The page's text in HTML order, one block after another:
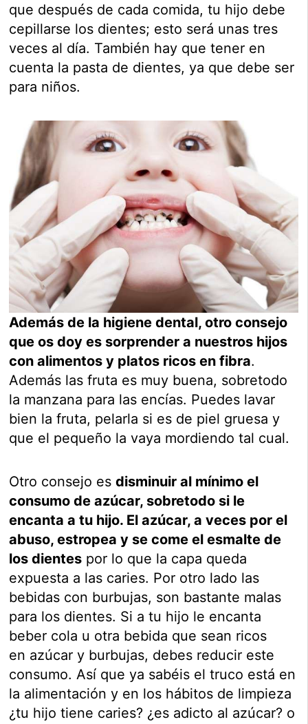
que después de cada comida, tu hijo debe
cepillarse los dientes; esto será unas tres
veces al día. También hay que tener en
cuenta la pasta de dientes, ya que debe ser
para niños.
Además de la higiene dental, otro consejo
que os doy es sorprender a nuestros hijos
con alimentos y platos ricos en fibra.
Además las fruta es muy buena, sobretodo
la manzana para las encías. Puedes lavar
bien la fruta, pelarla si es de piel gruesa y
que el pequeño la vaya mordiendo tal cual.
Otro consejo esdisminuir al mínimo el
consumo de azúcar, sobretodo si le
encanta a tu hijo. El azúcar, a veces por el
abuso, estropea y se come el esmalte de
los dientes por lo que la capa queda
expuesta a las caries. Por otro lado las
bebidas con burbujas, son bastante malas
para los dientes. Si a tu hijo le encanta
beber cola u otra bebida que sean ricos
en azúcar y burbujas, debes reducir este
consumo. Así que ya sabéis el truco está en
la alimentación y en los hábitos de limpieza
¿tu hijo tiene caries? ¿es adicto al azúcar? o